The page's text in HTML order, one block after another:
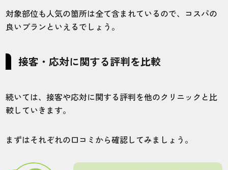
対象部位も人気の箇所は全て含まれているので、コスパの
良いプランといえるでしょう。
接客・応対に関する評判を比較
続いては、接客や応対に関する評判を他のクリニックと比
較していきます。
まずはそれぞれの口コミから確認してみましょう。